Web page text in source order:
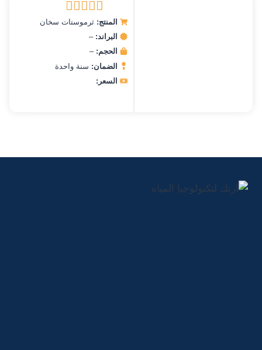
تم التقييم
5.00من 5
المنتج: ثرموستات سخان
البراند: –
الحجم: –
الضمان: سنة واحدة
السعر: